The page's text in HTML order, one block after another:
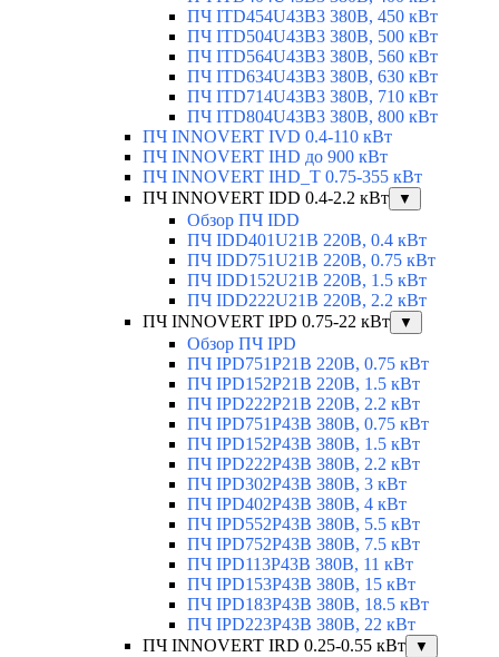
ПЧ ITD454U43B3 380В, 450 кВт
ПЧ ITD504U43B3 380В, 500 кВт
ПЧ ITD564U43B3 380В, 560 кВт
ПЧ ITD634U43B3 380В, 630 кВт
ПЧ ITD714U43B3 380В, 710 кВт
ПЧ ITD804U43B3 380В, 800 кВт
ПЧ INNOVERT IVD 0.4-110 кВт
ПЧ INNOVERT IHD до 900 кВт
ПЧ INNOVERT IHD_T 0.75-355 кВт
ПЧ INNOVERT IDD 0.4-2.2 кВт
▼
Обзор ПЧ IDD
ПЧ IDD401U21B 220В, 0.4 кВт
ПЧ IDD751U21B 220В, 0.75 кВт
ПЧ IDD152U21B 220В, 1.5 кВт
ПЧ IDD222U21B 220В, 2.2 кВт
ПЧ INNOVERT IPD 0.75-22 кВт
▼
Обзор ПЧ IPD
ПЧ IPD751P21B 220В, 0.75 кВт
ПЧ IPD152P21B 220В, 1.5 кВт
ПЧ IPD222P21B 220В, 2.2 кВт
ПЧ IPD751P43B 380В, 0.75 кВт
ПЧ IPD152P43B 380В, 1.5 кВт
ПЧ IPD222P43B 380В, 2.2 кВт
ПЧ IPD302P43B 380В, 3 кВт
ПЧ IPD402P43B 380В, 4 кВт
ПЧ IPD552P43B 380В, 5.5 кВт
ПЧ IPD752P43B 380В, 7.5 кВт
ПЧ IPD113P43B 380В, 11 кВт
ПЧ IPD153P43B 380В, 15 кВт
ПЧ IPD183P43B 380В, 18.5 кВт
ПЧ IPD223P43B 380В, 22 кВт
ПЧ INNOVERT IRD 0.25-0.55 кВт
▼